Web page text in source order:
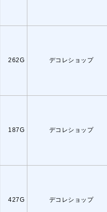
262G デコレショップ
187G デコレショップ
427G デコレショップ